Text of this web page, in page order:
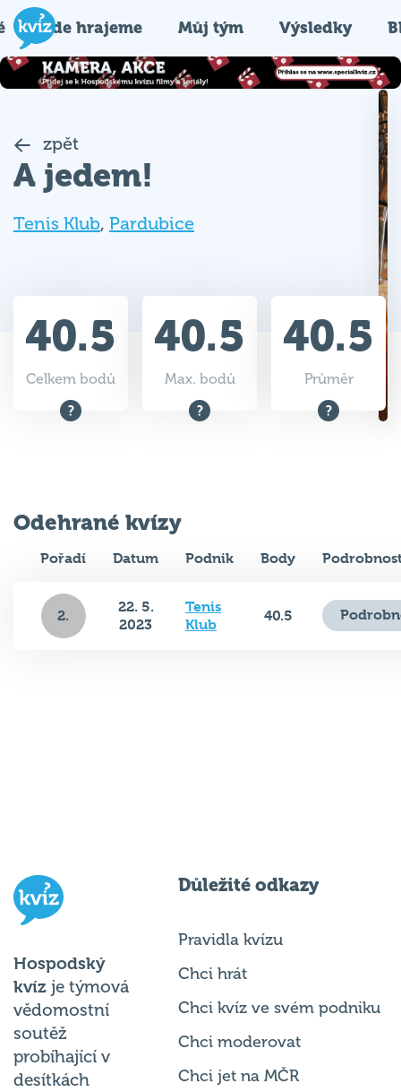
Kde hrajeme Můj tým Výsledky
zpět
A jedem!
Tenis Klub, Pardubice
40.5
Celkem bodů
40.5
Max. bodů
40.5
Průměr
Odehrané kvízy
Pořadí Datum Podnik Body
2.
22. 5.
2023
Tenis
Klub
40.5
Hospodský
kvíz je týmová
vědomostní
soutěž
probíhající v
desítkách
Důležité odkazy
Pravidla kvízu
Chci hrát
Chci kvíz ve svém podniku
Chci moderovat
Chci jet na MČR